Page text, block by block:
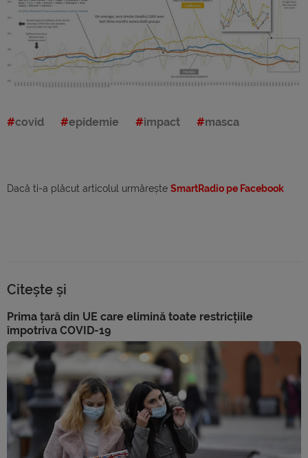
covid epidemie impact masca
Dacă ti-a plăcut articolul urmărește SmartRadio pe Facebook
Citește și
Prima țară din UE care elimină toate restricțiile
împotriva COVID-19